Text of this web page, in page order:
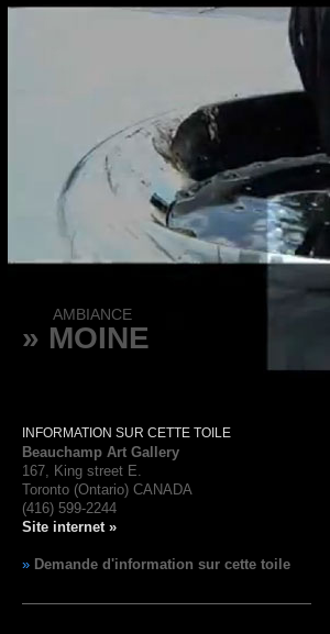
AMBIANCE
» MOINE
INFORMATION SUR CETTE TOILE
Beauchamp Art Gallery
167, King street E.
Toronto (Ontario) CANADA
(416) 599-2244
Site internet »
» Demande d'information sur cette toile